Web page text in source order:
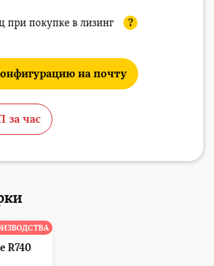
при покупке в лизинг ?
на почту
за час
R740